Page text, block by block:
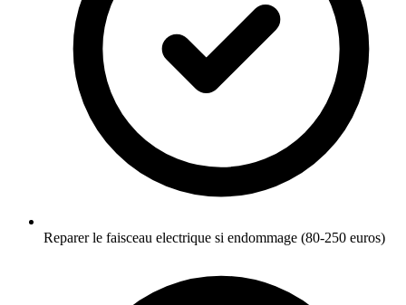
Reparer le faisceau electrique si endommage (80-250 euros)